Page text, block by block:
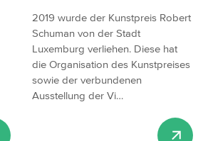
2019 wurde der Kunstpreis Robert
Schuman von der Stadt
Luxemburg verliehen. Diese hat
die Organisation des Kunstpreises
sowie der verbundenen
Ausstellung der Vi…